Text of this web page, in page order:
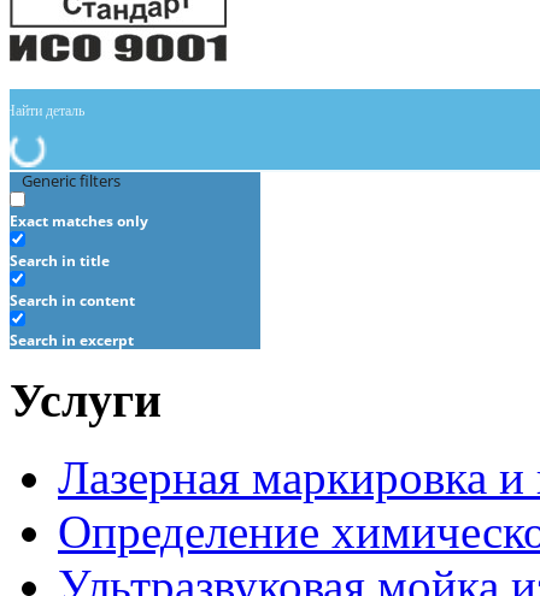
Generic filters
Exact matches only
Search in title
Search in content
Search in excerpt
Услуги
Лазерная маркировка и
Определение